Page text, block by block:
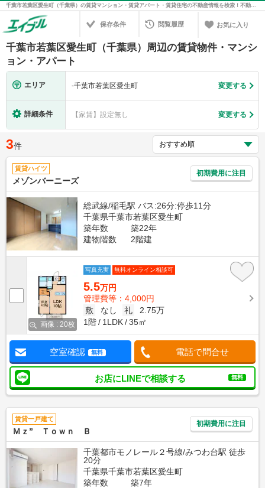
千葉市若葉区愛生町（千葉県）の賃貸マンション・賃貸アパート・賃貸住宅の不動産情報を検索！不動産賃貸の物件探しは、お部屋探しのエイブル
保存条件 閲覧履歴 お気に入り
千葉市若葉区愛生町（千葉県）周辺の賃貸物件・マンシ
ョン・アパート
エリア -千葉市若葉区愛生町 変更する
詳細条件 【家賃】設定無し 変更する
3件
賃貸ハイツ
メゾンバーニーズ
初期費用に注目
総武線/稲毛駅 バス:26分:停歩11分
千葉県千葉市若葉区愛生町
築年数
築22年
建物階数
2階建
画像 : 20枚
写真充実 無料オンライン相談可
5.5万円
管理費等：4,000円
敷
なし 礼
2.75万
1階
1LDK 35㎡
空室確認 無料 電話で問合せ
お店にLINEで相談する 無料
賃貸一戸建て
Ｍｚ” Ｔｏｗｎ Ｂ
初期費用に注目
千葉都市モノレール２号線/みつわ台駅 徒歩
20分
千葉県千葉市若葉区愛生町
築年数
築7年